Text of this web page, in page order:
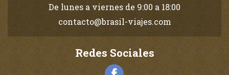
De lunes a viernes de 9:00 a 18:00
contacto@brasil-viajes.com
Redes Sociales